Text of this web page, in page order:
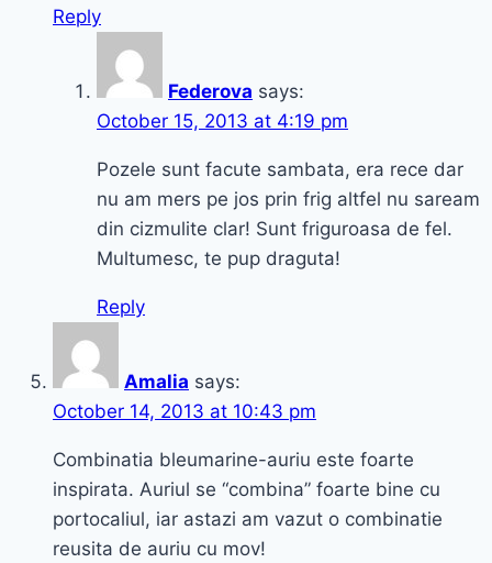
Reply
Federova says:
October 15, 2013 at 4:19 pm
Pozele sunt facute sambata, era rece dar
nu am mers pe jos prin frig altfel nu saream
din cizmulite clar! Sunt friguroasa de fel.
Multumesc, te pup draguta!
Reply
Amalia says:
October 14, 2013 at 10:43 pm
Combinatia bleumarine-auriu este foarte
inspirata. Auriul se “combina” foarte bine cu
portocaliul, iar astazi am vazut o combinatie
reusita de auriu cu mov!